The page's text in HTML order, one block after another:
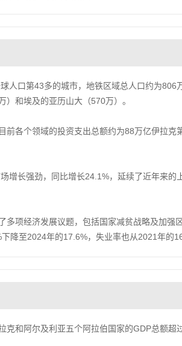
人口第43多的城市，地铁区域总人口约为806
和埃及的亚历山大（570万）。
前各个领域的投资支出总额约为88万亿伊拉克
增长强劲，同比增长24.1%，延续了近年来的
多项经济发展议题，包括国家减贫战略及加强
降至2024年的17.6%，失业率也从2021年的
和阿尔及利亚五个阿拉伯国家的GDP总额超